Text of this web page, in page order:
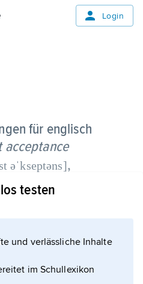
Login
für englisch
acceptance
əˈkseptəns],
testen
und verlässliche Inhalte
im Schullexikon